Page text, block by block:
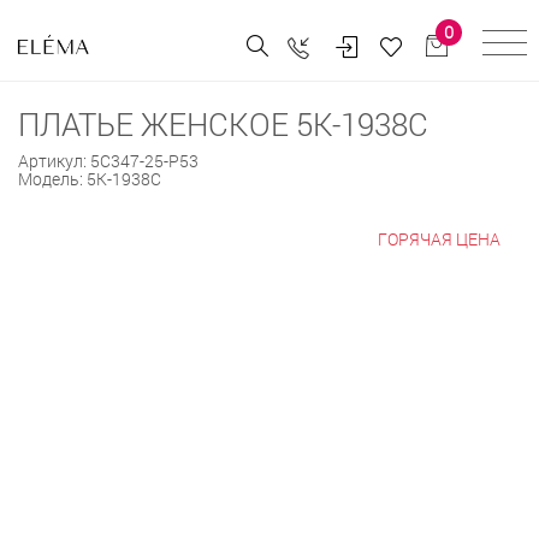
0
ПЛАТЬЕ ЖЕНСКОЕ 5К-1938С
Артикул: 5С347-25-Р53
Модель: 5К-1938С
ГОРЯЧАЯ ЦЕНА